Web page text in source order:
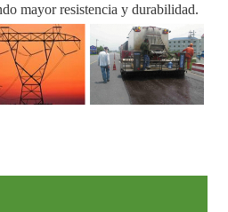
mayor resistencia y durabilidad.